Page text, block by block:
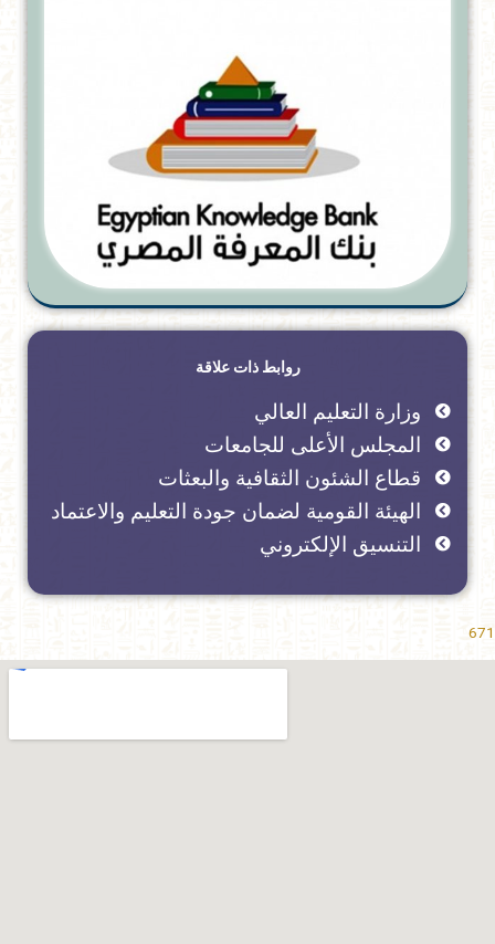
روابط ذات علاقة
وزارة التعليم العالي
المجلس الأعلى للجامعات
قطاع الشئون الثقافية والبعثات
الهيئة القومية لضمان جودة التعليم والاعتماد
التنسيق الإلكتروني
671